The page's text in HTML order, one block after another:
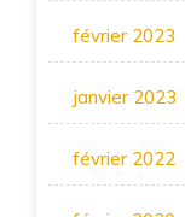
février 2023
janvier 2023
février 2022